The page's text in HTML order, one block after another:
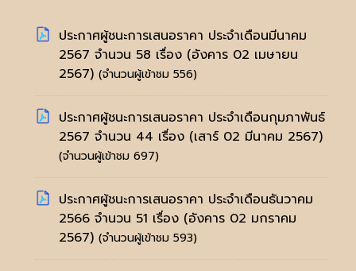
ประกาศผู้ชนะการเสนอราคา ประจำเดือนมีนาคม
2567 จำนวน 58 เรื่อง (อังคาร 02 เมษายน
2567) (จำนวนผู้เข้าชม 556)
ประกาศผู้ชนะการเสนอราคา ประจำเดือนกุมภาพันธ์
2567 จำนวน 44 เรื่อง (เสาร์ 02 มีนาคม 2567)
(จำนวนผู้เข้าชม 697)
ประกาศผู้ชนะการเสนอราคา ประจำเดือนธันวาคม
2566 จำนวน 51 เรื่อง (อังคาร 02 มกราคม
2567) (จำนวนผู้เข้าชม 593)